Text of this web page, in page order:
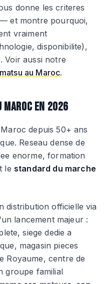
donne les criteres
et montre pourquoi,
vraiment
disponibilite),
Voir aussi notre
au Maroc.
MAROC EN 2026
depuis 50+ ans
Reseau dense de
enorme, formation
le standard du marche
distribution officielle via
lancement majeur :
siege dedie a
magasin pieces
Royaume, centre de
groupe familial